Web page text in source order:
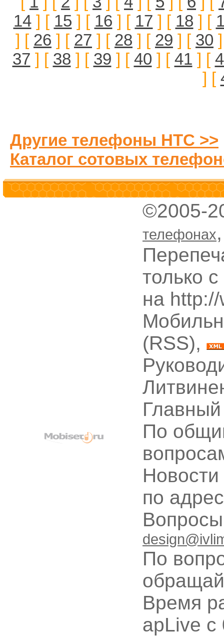
14] [ 15 ] [ 16 ] [ 17 ] [ 18 ] [
] [ 26 ] [ 27 ] [ 28 ] [ 29 ] [ 30
37 ] [ 38 ] [ 39 ] [ 40 ] [ 41 ] [
] [
Другие телефоны HTC >>
Каталог сотовых
©2005-
телефонах
только
на
(RSS),
По
по
По
Время
apLive c